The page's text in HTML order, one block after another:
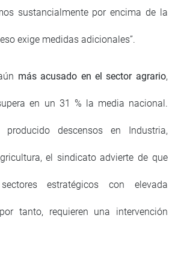
sustancialmente por encima de la
exige medidas adicionales”.
más acusado en el sector agrario,
en un 31 % la media nacional.
descensos en Industria,
el sindicato advierte de que
estratégicos con elevada
tanto, requieren una intervención